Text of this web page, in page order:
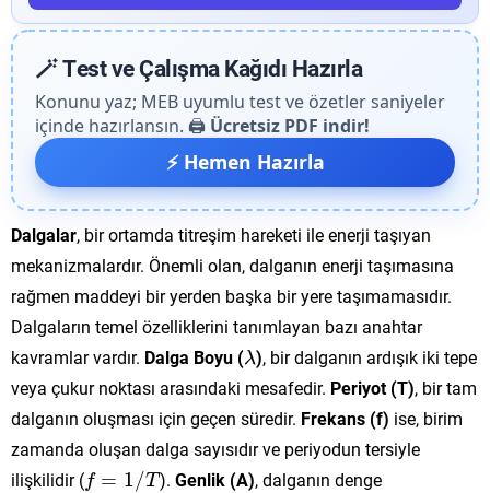
🪄 Test ve Çalışma Kağıdı Hazırla
Konunu yaz; MEB uyumlu test ve özetler saniyeler
içinde hazırlansın. 🖨️ Ücretsiz PDF indir!
⚡ Hemen Hazırla
Dalgalar, bir ortamda titreşim hareketi ile enerji taşıyan
mekanizmalardır. Önemli olan, dalganın enerji taşımasına
rağmen maddeyi bir yerden başka bir yere taşımamasıdır.
Dalgaların temel özelliklerini tanımlayan bazı anahtar
kavramlar vardır. Dalga Boyu (λ
λ), bir dalganın ardışık iki tepe
veya çukur noktası arasındaki mesafedir. Periyot (T), bir tam
dalganın oluşması için geçen süredir. Frekans (f) ise, birim
zamanda oluşan dalga sayısıdır ve periyodun tersiyle
ilişkilidir (f = 1/T
f= T ). Genlik (A), dalganın denge